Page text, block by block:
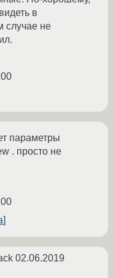
в
случае не
параметры
. просто не
02.06.2019